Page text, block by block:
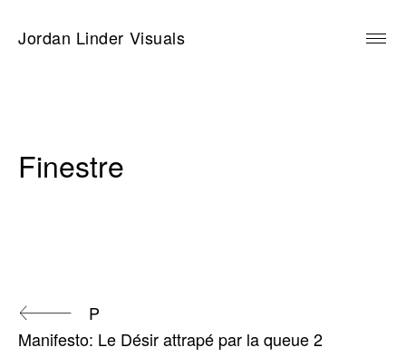
Jordan Linder Visuals
Finestre
Continue
P
Manifesto: Le Désir attrapé par la queue 2